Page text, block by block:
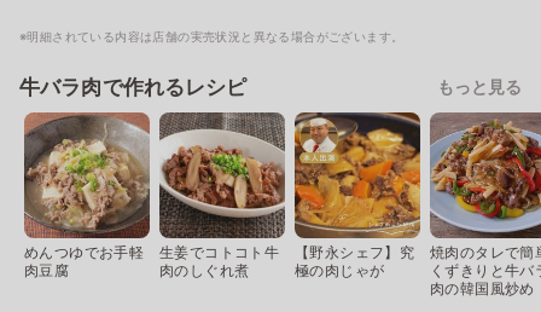
※明細されている内容は店舗の実売状況と異なる場合がございます。
牛バラ肉で作れるレシピ もっと見る
めんつゆでお手軽
肉豆腐
生姜でコトコト牛
肉のしぐれ煮
【野永シェフ】究
極の肉じゃが
焼肉のタレで簡
くずきりと牛バ
肉の韓国風炒め